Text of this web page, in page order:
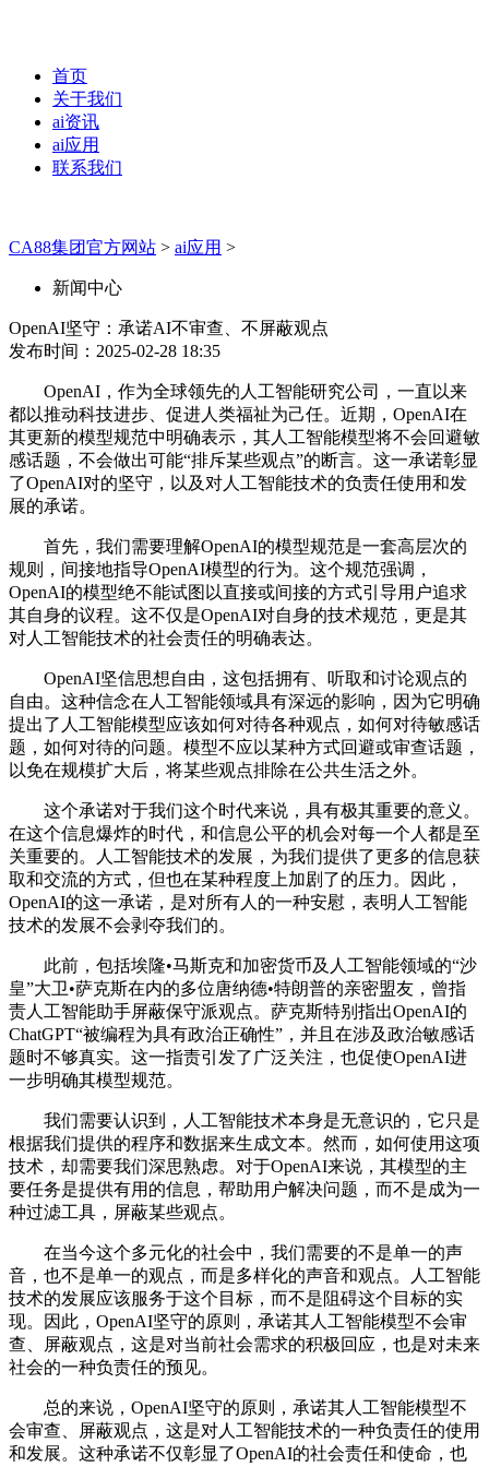
首页
关于我们
ai资讯
ai应用
联系我们
CA88集团官方网站 > ai应用 >
新闻中心
OpenAI坚守：承诺AI不审查、不屏蔽观点
发布时间：2025-02-28 18:35
OpenAI，作为全球领先的人工智能研究公司，一直以来
都以推动科技进步、促进人类福祉为己任。近期，OpenAI在
其更新的模型规范中明确表示，其人工智能模型将不会回避敏
感话题，不会做出可能“排斥某些观点”的断言。这一承诺彰显
了OpenAI对的坚守，以及对人工智能技术的负责任使用和发
展的承诺。
首先，我们需要理解OpenAI的模型规范是一套高层次的
规则，间接地指导OpenAI模型的行为。这个规范强调，
OpenAI的模型绝不能试图以直接或间接的方式引导用户追求
其自身的议程。这不仅是OpenAI对自身的技术规范，更是其
对人工智能技术的社会责任的明确表达。
OpenAI坚信思想自由，这包括拥有、听取和讨论观点的
自由。这种信念在人工智能领域具有深远的影响，因为它明确
提出了人工智能模型应该如何对待各种观点，如何对待敏感话
题，如何对待的问题。模型不应以某种方式回避或审查话题，
以免在规模扩大后，将某些观点排除在公共生活之外。
这个承诺对于我们这个时代来说，具有极其重要的意义。
在这个信息爆炸的时代，和信息公平的机会对每一个人都是至
关重要的。人工智能技术的发展，为我们提供了更多的信息获
取和交流的方式，但也在某种程度上加剧了的压力。因此，
OpenAI的这一承诺，是对所有人的一种安慰，表明人工智能
技术的发展不会剥夺我们的。
此前，包括埃隆•马斯克和加密货币及人工智能领域的“沙
皇”大卫•萨克斯在内的多位唐纳德•特朗普的亲密盟友，曾指
责人工智能助手屏蔽保守派观点。萨克斯特别指出OpenAI的
ChatGPT“被编程为具有政治正确性”，并且在涉及政治敏感话
题时不够真实。这一指责引发了广泛关注，也促使OpenAI进
一步明确其模型规范。
我们需要认识到，人工智能技术本身是无意识的，它只是
根据我们提供的程序和数据来生成文本。然而，如何使用这项
技术，却需要我们深思熟虑。对于OpenAI来说，其模型的主
要任务是提供有用的信息，帮助用户解决问题，而不是成为一
种过滤工具，屏蔽某些观点。
在当今这个多元化的社会中，我们需要的不是单一的声
音，也不是单一的观点，而是多样化的声音和观点。人工智能
技术的发展应该服务于这个目标，而不是阻碍这个目标的实
现。因此，OpenAI坚守的原则，承诺其人工智能模型不会审
查、屏蔽观点，这是对当前社会需求的积极回应，也是对未来
社会的一种负责任的预见。
总的来说，OpenAI坚守的原则，承诺其人工智能模型不
会审查、屏蔽观点，这是对人工智能技术的一种负责任的使用
和发展。这种承诺不仅彰显了OpenAI的社会责任和使命，也